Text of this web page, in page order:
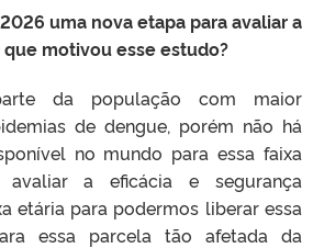
uma nova etapa para avaliar a
que motivou esse estudo?
da população com maior
de dengue, porém não há
no mundo para essa faixa
avaliar a eficácia e segurança
etária para podermos liberar essa
essa parcela tão afetada da